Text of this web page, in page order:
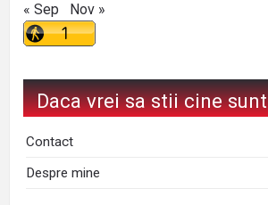
« Sep Nov »
Daca vrei sa stii cine sunt
Contact
Despre mine